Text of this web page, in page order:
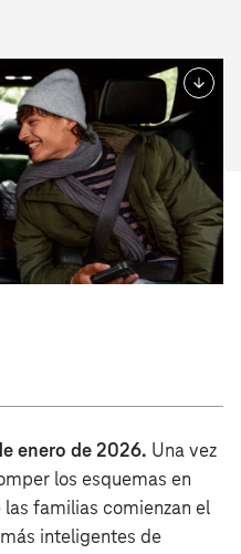
enero de 2026. Una vez
los esquemas en
familias comienzan el
inteligentes de